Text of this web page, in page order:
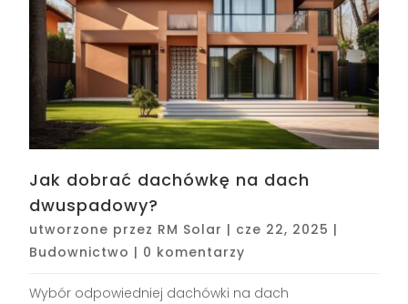
Jak dobrać dachówkę na dach
dwuspadowy?
utworzone przez RM Solar | cze 22, 2025 |
Budownictwo | 0 komentarzy
Wybór odpowiedniej dachówki na dach